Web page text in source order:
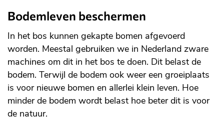
Bodemleven beschermen
In het bos kunnen gekapte bomen afgevoerd
worden. Meestal gebruiken we in Nederland zware
machines om dit in het bos te doen. Dit belast de
bodem. Terwijl de bodem ook weer een groeiplaats
is voor nieuwe bomen en allerlei klein leven. Hoe
minder de bodem wordt belast hoe beter dit is voor
de natuur.